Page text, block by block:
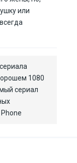
или
1080
сериал